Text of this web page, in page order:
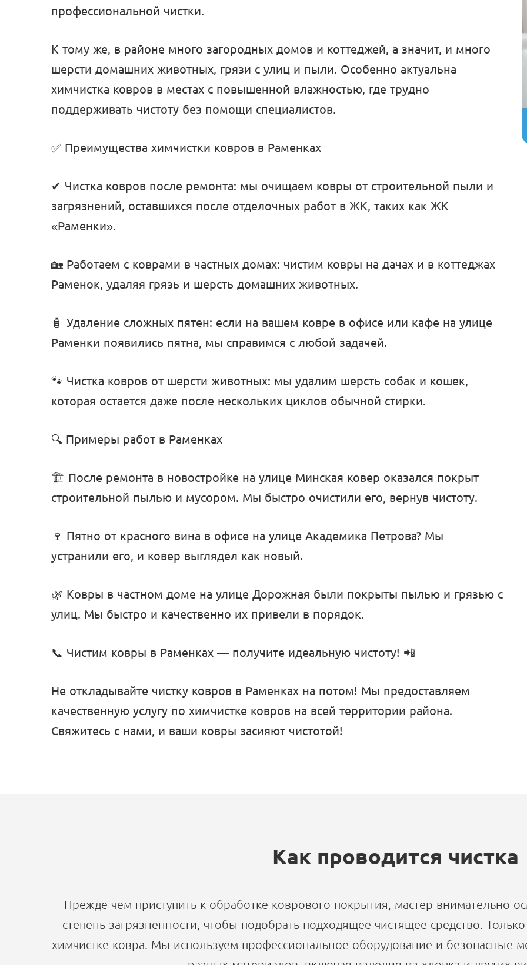
профессиональной чистки.
К тому же, в районе много загородных домов и коттеджей, а значит, и много
шерсти домашних животных, грязи с улиц и пыли. Особенно актуальна
химчистка ковров в местах с повышенной влажностью, где трудно
поддерживать чистоту без помощи специалистов.
✅ Преимущества химчистки ковров в Раменках
✔ Чистка ковров после ремонта: мы очищаем ковры от строительной пыли и
загрязнений, оставшихся после отделочных работ в ЖК, таких как ЖК
«Раменки».
🏡 Работаем с коврами в частных домах: чистим ковры на дачах и в коттеджах
Раменок, удаляя грязь и шерсть домашних животных.
🧴 Удаление сложных пятен: если на вашем ковре в офисе или кафе на улице
Раменки появились пятна, мы справимся с любой задачей.
🐾 Чистка ковров от шерсти животных: мы удалим шерсть собак и кошек,
которая остается даже после нескольких циклов обычной стирки.
🔍 Примеры работ в Раменках
🏗️ После ремонта в новостройке на улице Минская ковер оказался покрыт
строительной пылью и мусором. Мы быстро очистили его, вернув чистоту.
🍷 Пятно от красного вина в офисе на улице Академика Петрова? Мы
устранили его, и ковер выглядел как новый.
🌿 Ковры в частном доме на улице Дорожная были покрыты пылью и грязью с
улиц. Мы быстро и качественно их привели в порядок.
📞 Чистим ковры в Раменках — получите идеальную чистоту! 📲
Не откладывайте чистку ковров в Раменках на потом! Мы предоставляем
качественную услугу по химчистке ковров на всей территории района.
Свяжитесь с нами, и ваши ковры засияют чистотой!
Как проводится чистка
Прежде чем приступить к обработке коврового покрытия, мастер внимательно
степень загрязненности, чтобы подобрать подходящее чистящее средство.
химчистке ковра. Мы используем профессиональное оборудование и безопасные